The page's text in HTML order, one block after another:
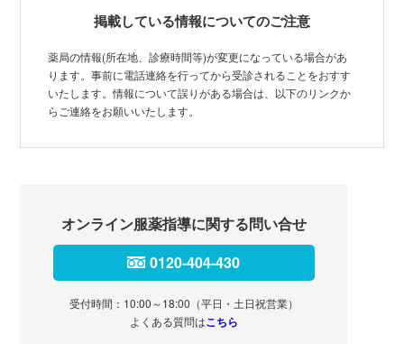
掲載している情報についてのご注意
薬局の情報(所在地、診療時間等)が変更になっている場合があ
ります。事前に電話連絡を行ってから受診されることをおすす
いたします。情報について誤りがある場合は、以下のリンクか
らご連絡をお願いいたします。
オンライン服薬指導に関する問い合せ
0120-404-430
受付時間：10:00～18:00（平日・土日祝営業）
よくある質問はこちら